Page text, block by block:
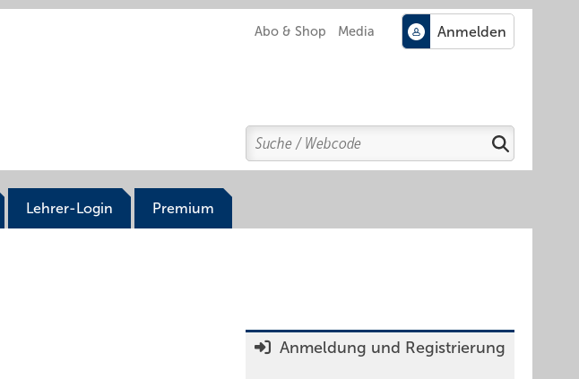
Abo & Shop Media
Search
Suchen
Lehrer-Login Premium
Anmeldung und Registrierung